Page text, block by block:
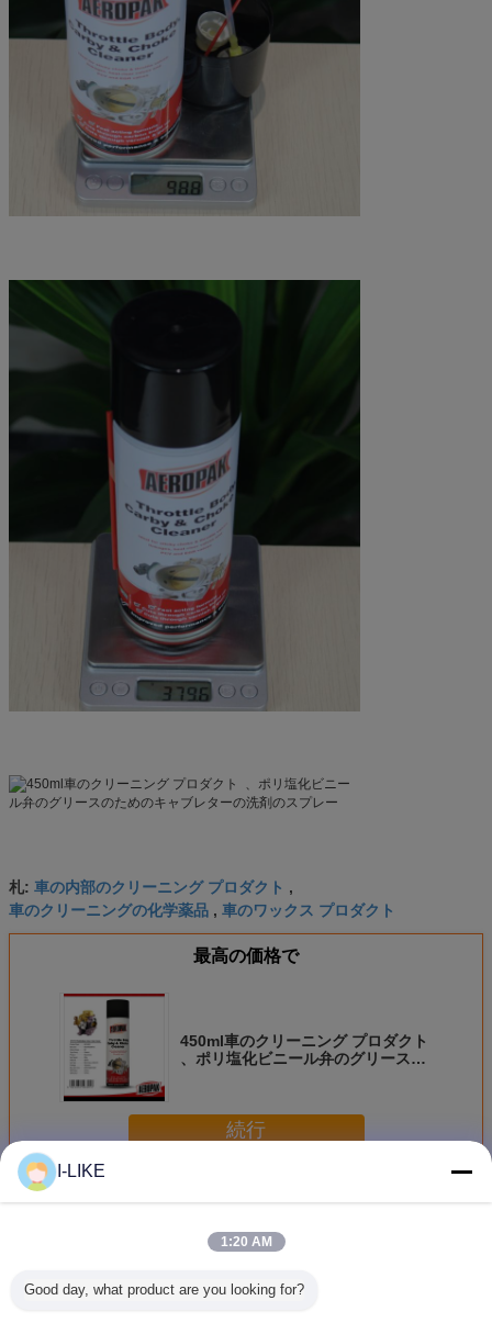
札: 車の内部のクリーニング プロダクト ,
車のクリーニングの化学薬品 , 車のワックス プロダクト
最高の価格で
450ml車のクリーニング プロダクト
、ポリ塩化ビニール弁のグリースの
続行
多くカーケア プロダクト
I-LIKE
1:20 AM
Good day, what product are you looking for?